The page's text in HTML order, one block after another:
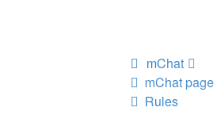
mChat
mChat page
Rules